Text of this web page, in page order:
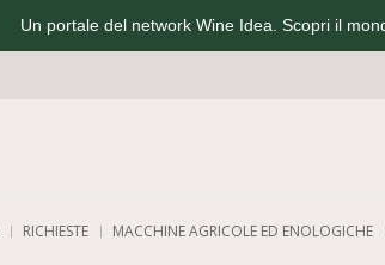
Un portale del network Wine Idea. Scopri il
RICHIESTE MACCHINE AGRICOLE ED ENOLOGICHE